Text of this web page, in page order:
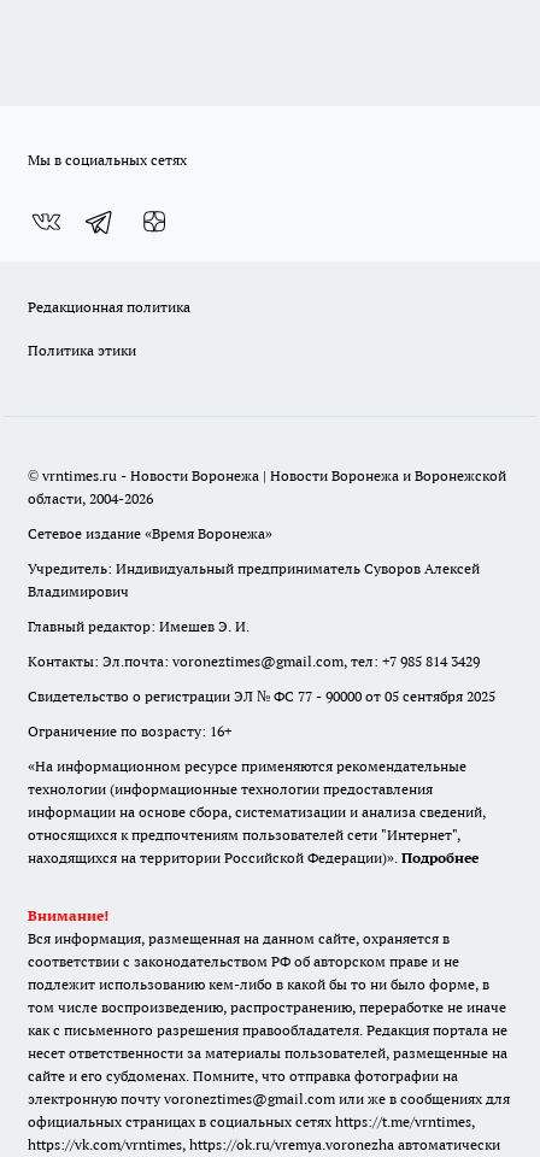
Мы в социальных сетях
Редакционная политика
Политика этики
© vrntimes.ru - Новости Воронежа | Новости Воронежа и Воронежской
области, 2004-2026
Сетевое издание «Время Воронежа»
Учредитель: Индивидуальный предприниматель Суворов Алексей
Владимирович
Главный редактор: Имешев Э. И.
Контакты: Эл.почта: voroneztimes@gmail.com, тел: +7 985 814 3429
Свидетельство о регистрации ЭЛ № ФС 77 - 90000 от 05 сентября 2025
Ограничение по возрасту: 16+
«На информационном ресурсе применяются рекомендательные
технологии (информационные технологии предоставления
информации на основе сбора, систематизации и анализа сведений,
относящихся к предпочтениям пользователей сети "Интернет",
находящихся на территории Российской Федерации)». Подробнее
Внимание!
Вся информация, размещенная на данном сайте, охраняется в
соответствии с законодательством РФ об авторском праве и не
подлежит использованию кем-либо в какой бы то ни было форме, в
том числе воспроизведению, распространению, переработке не иначе
как с письменного разрешения правообладателя. Редакция портала не
несет ответственности за материалы пользователей, размещенные на
сайте и его субдоменах. Помните, что отправка фотографии на
электронную почту voroneztimes@gmail.com или же в сообщениях для
официальных страницах в социальных сетях https://t.me/vrntimes,
https://vk.com/vrntimes, https://ok.ru/vremya.voronezha автоматически